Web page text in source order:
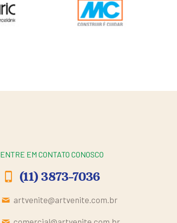
ENTRE EM CONTATO CONOSCO
(11) 3873-7036
artvenite@artvenite.com.br